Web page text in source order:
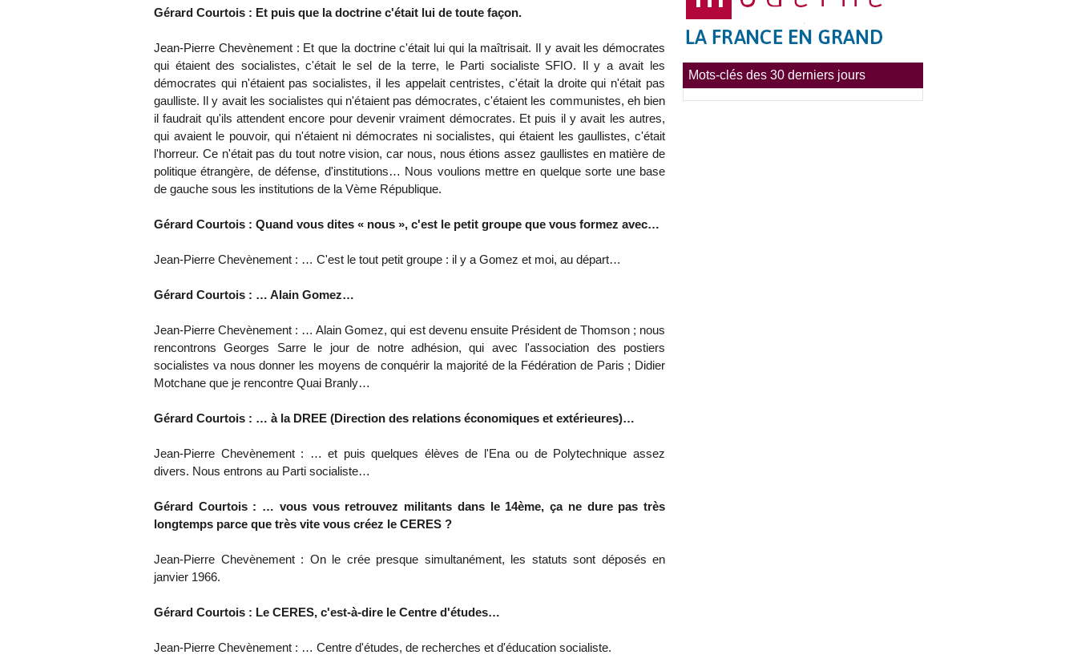
Gérard Courtois : Et puis que la doctrine c'était lui de toute façon.
Jean-Pierre Chevènement : Et que la doctrine c'était lui qui la maîtrisait. Il y avait les démocrates
qui étaient des socialistes, c'était le sel de la terre, le Parti socialiste SFIO. Il y a avait les
démocrates qui n'étaient pas socialistes, il les appelait centristes, c'était la droite qui n'était pas
gaulliste. Il y avait les socialistes qui n'étaient pas démocrates, c'étaient les communistes, eh bien
il faudrait qu'ils attendent encore pour devenir vraiment démocrates. Et puis il y avait les autres,
qui avaient le pouvoir, qui n'étaient ni démocrates ni socialistes, qui étaient les gaullistes, c'était
l'horreur. Ce n'était pas du tout notre vision, car nous, nous étions assez gaullistes en matière de
politique étrangère, de défense, d'institutions… Nous voulions mettre en quelque sorte une base
de gauche sous les institutions de la Vème République.
Gérard Courtois : Quand vous dites « nous », c'est le petit groupe que vous formez avec…
Jean-Pierre Chevènement : … C'est le tout petit groupe : il y a Gomez et moi, au départ…
Gérard Courtois : … Alain Gomez…
Jean-Pierre Chevènement : … Alain Gomez, qui est devenu ensuite Président de Thomson ; nous
rencontrons Georges Sarre le jour de notre adhésion, qui avec l'association des postiers
socialistes va nous donner les moyens de conquérir la majorité de la Fédération de Paris ; Didier
Motchane que je rencontre Quai Branly…
Gérard Courtois : … à la DREE (Direction des relations économiques et extérieures)…
Jean-Pierre Chevènement : … et puis quelques élèves de l'Ena ou de Polytechnique assez
divers. Nous entrons au Parti socialiste…
Gérard Courtois : … vous vous retrouvez militants dans le 14ème, ça ne dure pas très
longtemps parce que très vite vous créez le CERES ?
Jean-Pierre Chevènement : On le crée presque simultanément, les statuts sont déposés en
janvier 1966.
Gérard Courtois : Le CERES, c'est-à-dire le Centre d'études…
Jean-Pierre Chevènement : … Centre d'études, de recherches et d'éducation socialiste.
Mots-clés des 30 derniers jours